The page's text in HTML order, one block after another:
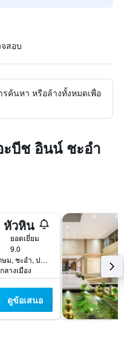
สอบ
ค้นหา หรือล้างทั้งหมดเพื่อ
บีช อินน์ ชะอำ
หัวหิน
ยอดเยี่ยม
9.0
1349 ถ.เพชรเกษม, ชะอำ, ประเทศไทย
ลางเมือง
ดูข้อเสนอ